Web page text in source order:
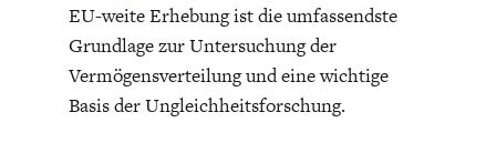
INDUSTRIEPOLITIK
ENERGIE & UMWELT
EU-weite Erhebung ist die umfassendste
Grundlage zur Untersuchung der
Vermögensverteilung und eine wichtige
Basis der Ungleichheitsforschung.